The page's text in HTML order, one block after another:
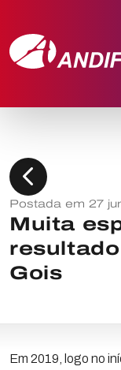
chevron_left
Postada em 27
Muita
Gois
Em 2019, logo no